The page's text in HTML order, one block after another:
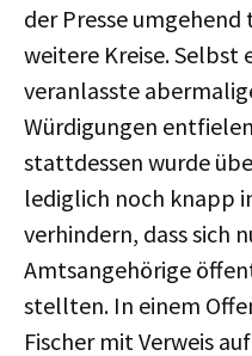
der Presse
weitere Kreise. Selbst
veranlasste
Würdigungen
stattdessen wurde
lediglich noch knapp
verhindern, dass sich
Amtsangehörige
stellten. In einem
Fischer mit Verweis